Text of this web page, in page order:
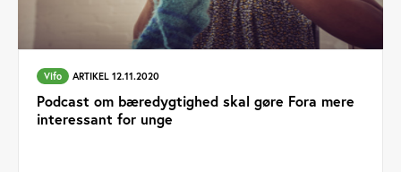
Vifo ARTIKEL 12.11.2020
Podcast om bæredygtighed skal gøre Fora mere
interessant for unge